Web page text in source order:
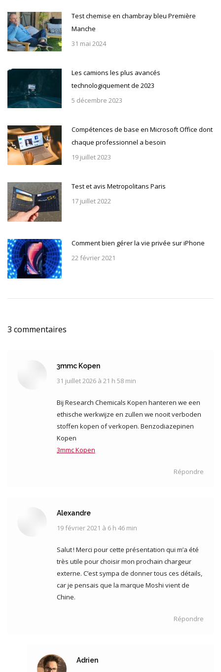
Test chemise en chambray bleu Première
Manche
31 mai 2024
Les camions les plus avancés
technologiquement de 2023
5 décembre 2023
Compétences de base en Microsoft Office dont
chaque professionnel a besoin
19 juillet 2023
Test et avis Metropolitans Paris
17 juillet 2022
Comment bien gérer la vie privée sur iPhone
22 février 2021
3 commentaires
3mmc Kopen
dit
31 juillet 2026 à 21 h 58 min
Bij Research Chemicals Kopen hanteren we een
ethische werkwijze en zullen we nooit verboden
stoffen kopen of verkopen. Benzodiazepinen
Kopen
3mmc Kopen
Répondre
Alexandre
dit
19 février 2021 à 6 h 46 min
Salut ! Merci pour cette présentation qui m’a été
très utile pour choisir mon prochain chargeur
externe. C’est sympa de donner tous ces détails,
car je pensais que la marque Moshi vient de
Chine.
Répondre
Adrien